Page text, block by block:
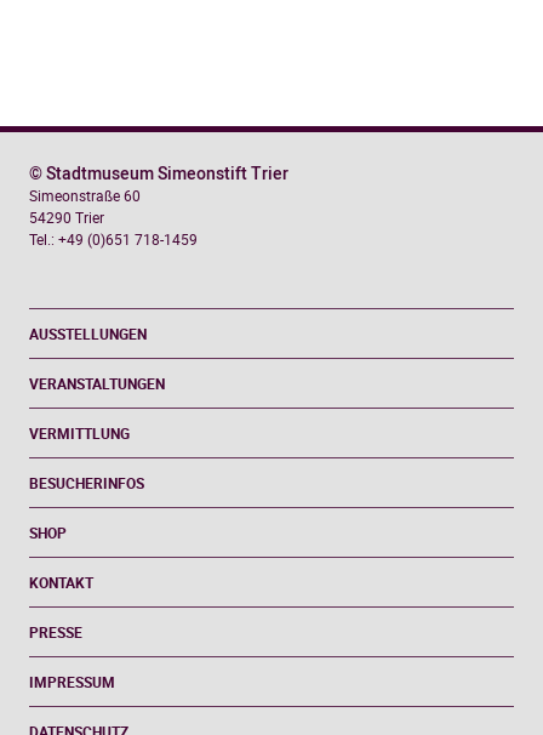
AUSSTELLUNGEN
VERANSTALTUNGEN
VERMITTLUNG
BESUCHERINFOS
SHOP
KONTAKT
PRESSE
IMPRESSUM
© Stadtmuseum Simeonstift Trier
Simeonstraße 60
54290 Trier
Tel.: +49 (0)651 718-1459